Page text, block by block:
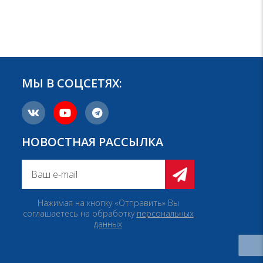
МЫ В СОЦСЕТЯХ:
НОВОСТНАЯ РАССЫЛКА
Нажимая на кнопку «Отправить» Вы
соглашаетесь на обработку персональных
данных